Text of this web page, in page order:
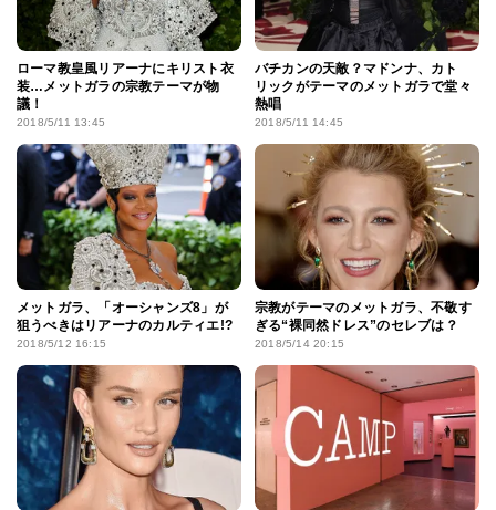
ローマ教皇風リアーナにキリスト衣
装…メットガラの宗教テーマが物
議！
2018/5/11 13:45
バチカンの天敵？マドンナ、カト
リックがテーマのメットガラで堂々
熱唱
2018/5/11 14:45
メットガラ、「オーシャンズ8」が
狙うべきはリアーナのカルティエ!?
2018/5/12 16:15
宗教がテーマのメットガラ、不敬す
ぎる“裸同然ドレス”のセレブは？
2018/5/14 20:15